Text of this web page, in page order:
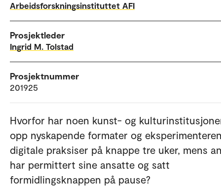
Arbeidsforskningsinstituttet AFI
Prosjektleder
Ingrid M. Tolstad
Prosjektnummer
201925
Hvorfor har noen kunst- og
opp nyskapende formater og
digitale praksiser på knappe tre uker, mens
har permittert sine ansatte og satt
formidlingsknappen på pause?